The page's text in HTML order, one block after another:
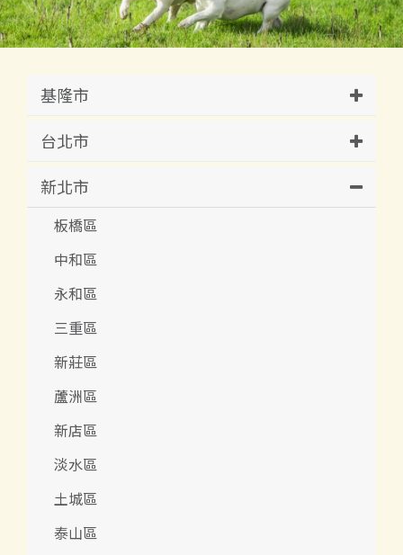
基隆市
台北市
新北市
板橋區
中和區
永和區
三重區
新莊區
蘆洲區
新店區
淡水區
土城區
泰山區